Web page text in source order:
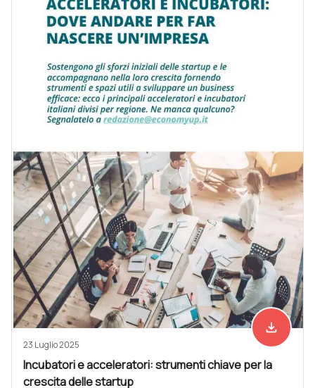
Scarica
file_download
23 Luglio 2025
Incubatori e acceleratori: strumenti chiave per la
crescita delle startup